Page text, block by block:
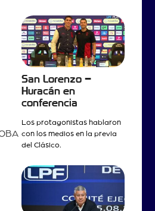
San Lorenzo –
Huracán en
conferencia
Los protagonistas hablaron
con los medios en la previa
del Clásico.